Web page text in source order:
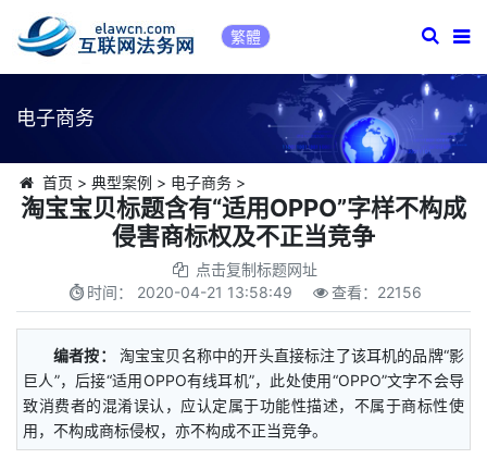
繁體
电子商务
首页 > 典型案例 > 电子商务>
淘宝宝贝标题含有“适用OPPO”字样不构成
侵害商标权及不正当竞争
点击复制标题网址
时间： 2020-04-21 13:58:49 查看： 22156
编者按：
淘宝宝贝名称中的开头直接标注了该耳机的品牌“影
巨人”，后接“适用OPPO有线耳机”，此处使用“OPPO”文字不会导
致消费者的混淆误认，应认定属于功能性描述，不属于商标性使
用，不构成商标侵权，亦不构成不正当竞争。